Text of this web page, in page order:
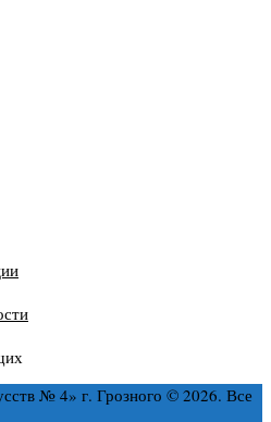
№ 4» г. Грозного © 2026. Все